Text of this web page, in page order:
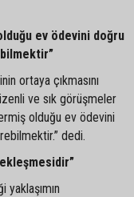
ev ödevini doğru
ortaya çıkmasını
ve sık görüşmeler
olduğu ev ödevini
dedi.
yaklaşımın